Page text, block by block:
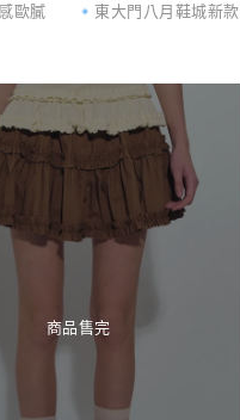
歐膩
🔹東大門八月鞋城新款
商品售完